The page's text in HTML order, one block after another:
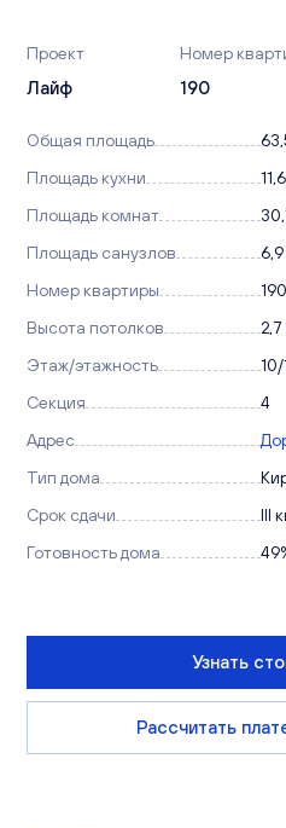
Проект
Лайф
Номер
190
Общая площадь
Площадь кухни
Площадь комнат
Площадь санузлов
Номер квартиры
190
Высота потолков
Этаж/этажность
10/
Секция
4
Адрес
Тип дома
Срок сдачи
III
Готовность дома
Узнать
Рассчитать